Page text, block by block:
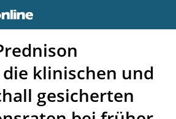
klinischen und
gesicherten